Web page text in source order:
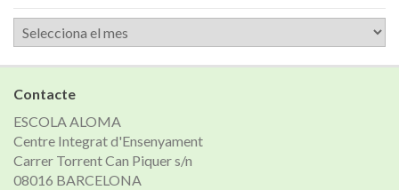
Arxiu
de
notícies
Contacte
ESCOLA ALOMA
Centre Integrat d'Ensenyament
Carrer Torrent Can Piquer s/n
08016 BARCELONA